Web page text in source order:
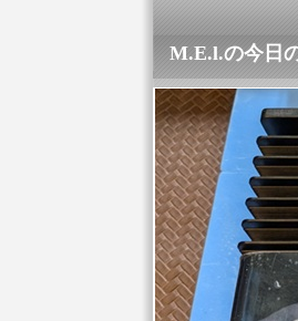
M.E.l.の今日